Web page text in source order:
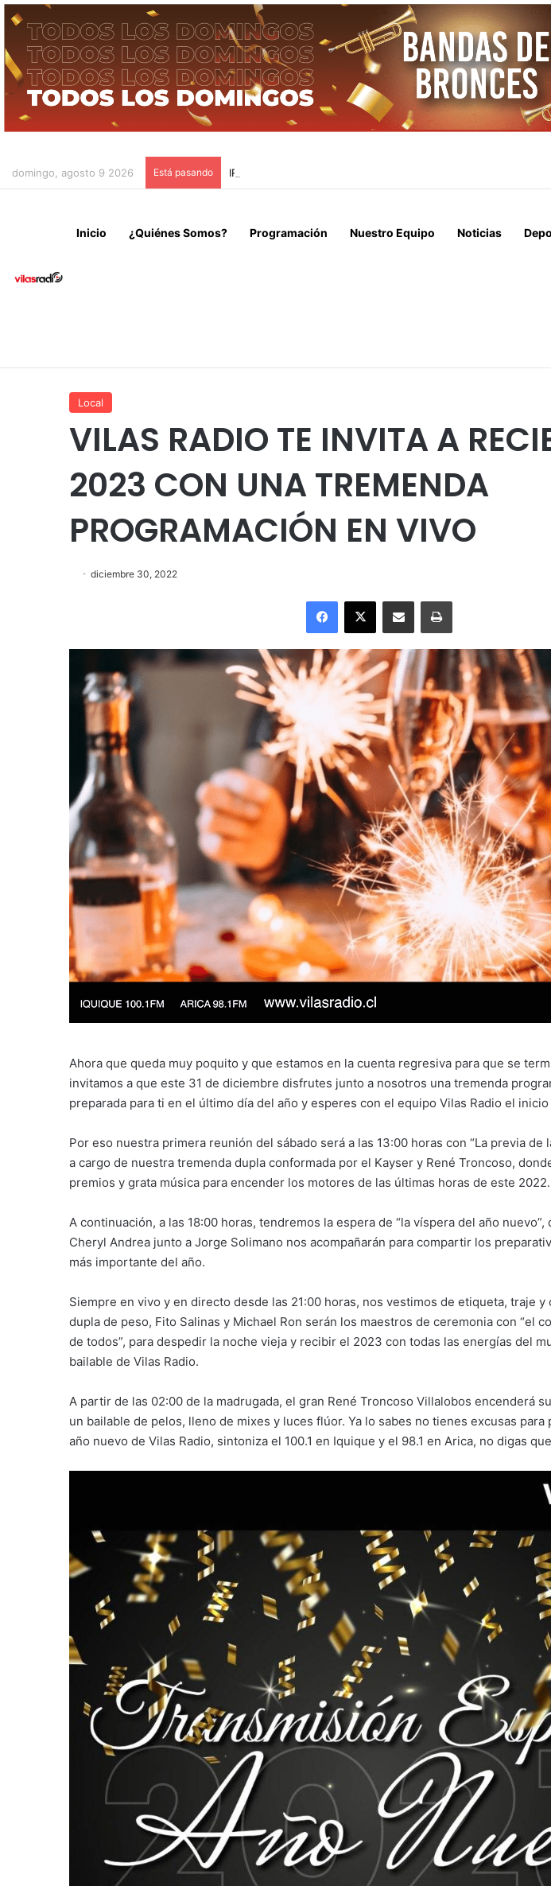
domingo, agosto 9 2026 Está pasando IRÁN CONDICIONA LA REAPERTURA DEL ESTRECHO DE
Inicio ¿Quiénes Somos? Programación Nuestro Equipo Noticias
Local
VILAS RADIO TE INVITA A
2023 CON UNA TREMENDA
PROGRAMACIÓN EN VIVO
diciembre 30, 2022
Facebook
X Enviar vía email Imprimir
Ahora que queda muy poquito y que estamos en la cuenta regresiva para que se
invitamos a que este 31 de diciembre disfrutes junto a nosotros una tremenda
preparada para ti en el último día del año y esperes con el equipo Vilas Radio el
Por eso nuestra primera reunión del sábado será a las 13:00 horas con “La previa de
a cargo de nuestra tremenda dupla conformada por el Kayser y René Troncoso,
premios y grata música para encender los motores de las últimas horas de este 2022.
A continuación, a las 18:00 horas, tendremos la espera de “la víspera del año
Cheryl Andrea junto a Jorge Solimano nos acompañarán para compartir los
más importante del año.
Siempre en vivo y en directo desde las 21:00 horas, nos vestimos de etiqueta, traje y
dupla de peso, Fito Salinas y Michael Ron serán los maestros de ceremonia con “el
de todos”, para despedir la noche vieja y recibir el 2023 con todas las energías del
bailable de Vilas Radio.
A partir de las 02:00 de la madrugada, el gran René Troncoso Villalobos encenderá
un bailable de pelos, lleno de mixes y luces flúor. Ya lo sabes no tienes excusas
año nuevo de Vilas Radio, sintoniza el 100.1 en Iquique y el 98.1 en Arica, no digas